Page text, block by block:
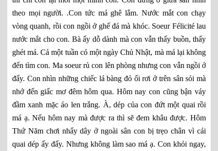
theo mọi người. .Con tức má ghê lắm. Nước mắt con chạy
vòng quanh, rồi con ngồi ở ghế đá mà khóc. Soeur Félicité lau
nước mắt cho con. Bà ấy dỗ dành mà con vẫn thấy buồn, thấy
ghét má. Cả một tuần có một ngày Chủ Nhật, mà má lại không
đến tìm con. Ma soeur rủ con lên phòng nhưng con vẫn ngồi ở
đấy. Con nhìn những chiếc lá bàng đỏ ối rơi ở trên sân sỏi mà
nhớ đến giấc mơ đêm hôm qua. Hôm nay con cũng bận váy
đầm xanh mặc áo len trắng. À, dép của con đứt một quai rồi
má ạ. Nếu hôm nay mà được ra thì sẽ đem khâu được. Hôm
Thứ Năm chơi nhẩy dây ở ngoài sân con bị trẹo chân vì cái
quai dép ấy đấy. Nhưng không làm sao má ạ. Con khỏi ngay,